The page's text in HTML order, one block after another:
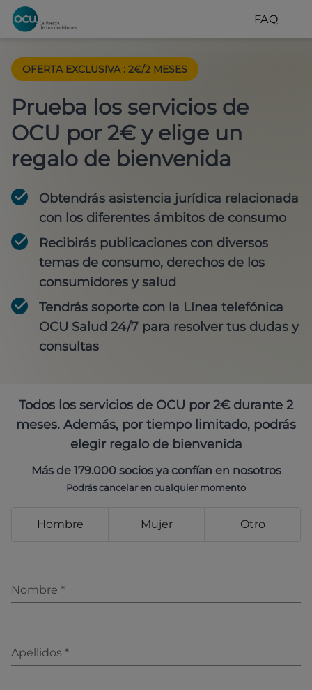
FAQ
OFERTA EXCLUSIVA : 2€/2 MESES
Prueba los servicios de
OCU por 2€ y elige un
regalo de bienvenida
Obtendrás asistencia jurídica relacionada
con los diferentes ámbitos de consumo
Recibirás publicaciones con diversos
temas de consumo, derechos de los
consumidores y salud
Tendrás soporte con la Línea telefónica
OCU Salud 24/7 para resolver tus dudas y
consultas
Todos los servicios de OCU por 2€ durante 2
meses. Además, por tiempo limitado, podrás
elegir regalo de bienvenida
Más de 179.000 socios ya confían en nosotros
Podrás cancelar en cualquier momento
Hombre Mujer Otro
Nombre *
Apellidos *